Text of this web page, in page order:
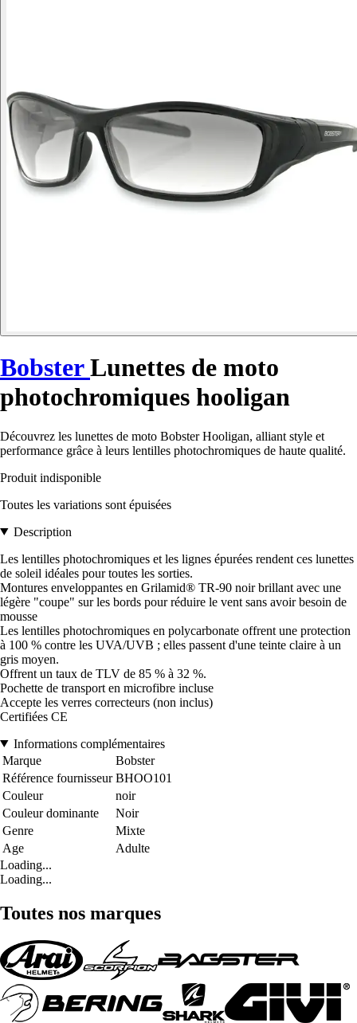
BobsterLunettes de moto
photochromiques hooligan
Découvrez les lunettes de moto Bobster Hooligan, alliant style et
performance grâce à leurs lentilles photochromiques de haute qualité.
Produit indisponible
Toutes les variations sont épuisées
Description
Les lentilles photochromiques et les lignes épurées rendent ces lunettes
de soleil idéales pour toutes les sorties.
Montures enveloppantes en Grilamid® TR-90 noir brillant avec une
légère "coupe" sur les bords pour réduire le vent sans avoir besoin de
mousse
Les lentilles photochromiques en polycarbonate offrent une protection
à 100 % contre les UVA/UVB ; elles passent d'une teinte claire à un
gris moyen.
Offrent un taux de TLV de 85 % à 32 %.
Pochette de transport en microfibre incluse
Accepte les verres correcteurs (non inclus)
Certifiées CE
Informations complémentaires
Marque
Bobster
Référence fournisseur BHOO101
Couleur
noir
Couleur dominante
Noir
Genre
Mixte
Age
Adulte
Loading...
Loading...
Toutes nos marques